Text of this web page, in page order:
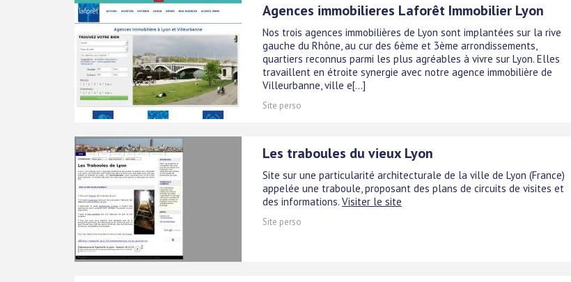
Agences immobilieres Laforêt Immobilier Lyon
Nos trois agences immobilières de Lyon sont implantées sur la rive
gauche du Rhône, au cur des 6ème et 3ème arrondissements,
quartiers reconnus parmi les plus agréables à vivre sur Lyon. Elles
travaillent en étroite synergie avec notre agence immobilière de
Villeurbanne, ville e[...]
Site perso
Les traboules du vieux Lyon
Site sur une particularité architecturale de la ville de Lyon (France)
appelée une traboule, proposant des plans de circuits de visites et
des informations. Visiter le site
Site perso